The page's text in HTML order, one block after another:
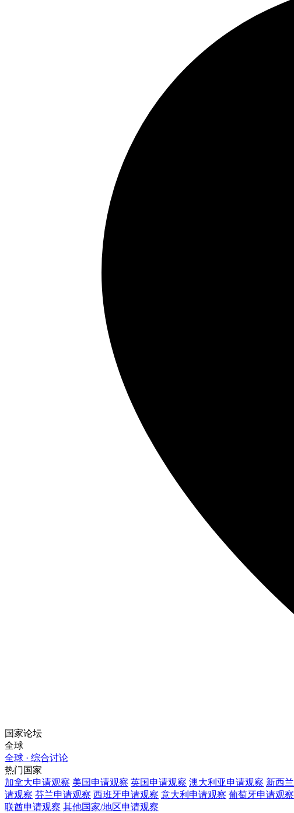
国家论坛
全球
全球 · 综合讨论
热门国家
加拿大申请观察 美国申请观察 英国申请观察 澳大利亚申请观察 新西兰
请观察 芬兰申请观察 西班牙申请观察 意大利 申请观察 葡萄牙申请观察
联酋申请观察 其他国家/地区申请观察